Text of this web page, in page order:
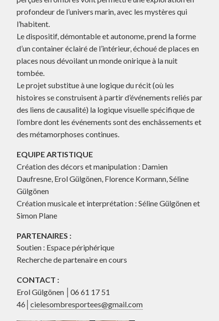
profondeur de l’univers marin, avec les mystères qui
l’habitent.
Le dispositif, démontable et autonome, prend la forme
d’un container éclairé de l’intérieur, échoué de places en
places nous dévoilant un monde onirique à la nuit
tombée.
Le projet substitue à une logique du récit (où les
histoires se construisent à partir d’événements reliés par
des liens de causalité) la logique visuelle spécifique de
l’ombre dont les événements sont des enchâssements et
des métamorphoses continues.
EQUIPE ARTISTIQUE
Création des décors et manipulation : Damien
Daufresne, Erol Gülgönen, Florence Kormann, Séline
Gülgönen
Création musicale et interprétation : Séline Gülgönen et
Simon Plane
PARTENAIRES :
Soutien : Espace périphérique
Recherche de partenaire en cours
CONTACT :
Erol Gülgönen │06 61 17 51
46│ cielesombresportees@gmail.com